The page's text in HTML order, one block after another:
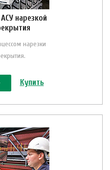
нарезкой
нарезки
Купить